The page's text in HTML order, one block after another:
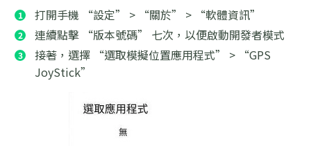
打開手機 “設定” > “關於” > “軟體資訊”
連續點擊 “版本號碼” 七次，以便啟動開發者模式
接著，選擇 “選取模擬位置應用程式” > “GPS
JoyStick”